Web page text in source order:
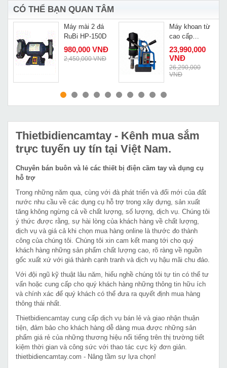
CÓ THỂ BẠN QUAN TÂM
MUA NGAY
Máy mài 2 đá
RuBi HP-150D
980,000 VNĐ
2,450,000 VNĐ
MUA NGAY
Máy khoan từ
cao cấp
Magbroach
MD40
23,990,000
VNĐ
26,290,000
VNĐ
Thietbidiencamtay - Kênh mua sắm
trực tuyến uy tín tại Việt Nam.
Chuyên bán buôn và lẻ các thiết bị điện cầm tay và dụng cụ
hỗ trợ
Trong những năm qua, cùng với đà phát triển và đổi mới của đất
nước nhu cầu về các dụng cụ hỗ trợ trong xây dựng, sản xuất
tăng không ngừng cả về chất lượng, số lượng, dịch vụ. Chúng tôi
ý thức được rằng, sự hài lòng của khách hàng về chất lượng,
dịch vụ và giá cả khi chọn mua hàng online là thước đo thành
công của chúng tôi. Chúng tôi xin cam kết mang tới cho quý
khách hàng những sản phẩm chất lượng cao, rõ ràng về nguồn
gốc xuất xứ với giá thành cạnh tranh và dịch vụ hậu mãi chu đáo.
Với đội ngũ kỹ thuật lâu năm, hiểu nghề chúng tôi tự tin có thể tư
vấn hoặc cung cấp cho quý khách hàng những thông tin hữu ích
và chính xác để quý khách có thể đưa ra quyết định mua hàng
thông thái nhất.
Thietbidiencamtay cung cấp dịch vụ bán lẻ và giao nhận thuận
tiện, đảm bảo cho khách hàng dễ dàng mua được những sản
phẩm giá rẻ của những thương hiệu nổi tiếng trên thị trường tiết
kiệm thời gian và công sức với thao tác cực kỳ đơn giản.
thietbidiencamtay.com - Nâng tầm sự lựa chọn!